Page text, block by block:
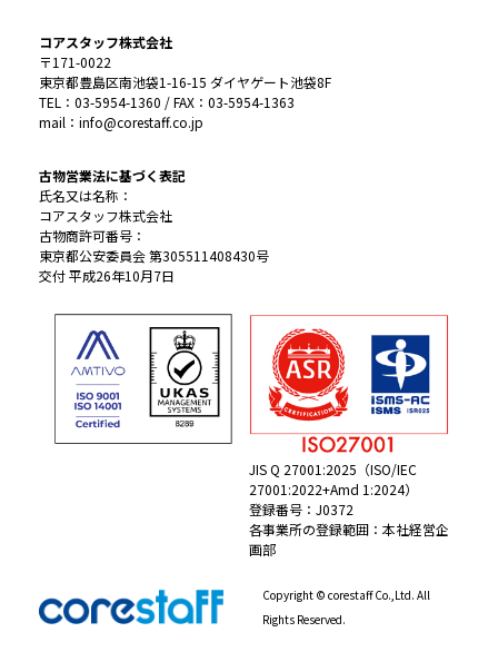
コアスタッフ株式会社
〒171-0022
東京都豊島区南池袋1-16-15 ダイヤゲート池袋8F
TEL：03-5954-1360 / FAX：03-5954-1363
mail：info@corestaff.co.jp
古物営業法に基づく表記
氏名又は名称：
コアスタッフ株式会社
古物商許可番号：
東京都公安委員会 第305511408430号
交付 平成26年10月7日
JIS Q 27001:2025（ISO/IEC
27001:2022+Amd 1:2024）
登録番号：J0372
各事業所の登録範囲：本社経営企
画部
Copyright © corestaff Co.,Ltd. All
Rights Reserved.